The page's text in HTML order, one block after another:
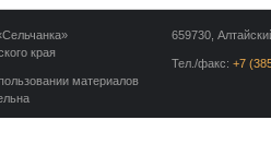
659730,
Тел./факс: +7
края
материалов